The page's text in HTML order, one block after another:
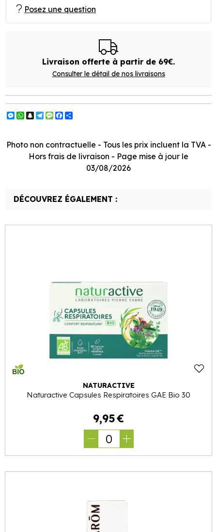
Posez une question
Livraison offerte à partir de 69€.
Consulter le détail de nos livraisons
Messenger
WhatsApp
Snapchat
Telegram
Message
Facebook
Photo non contractuelle - Tous les prix incluent la TVA -
Hors frais de livraison - Page mise à jour le
03/08/2026
DÉCOUVREZ ÉGALEMENT :
NATURACTIVE
Naturactive Capsules Respiratoires GAE Bio 30
9,95€
0